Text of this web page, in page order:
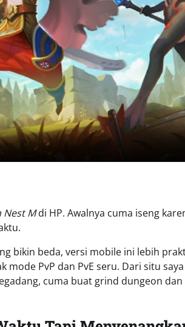
Nest Mdi HP. Awalnya cuma iseng
bikin beda, versi mobile ini lebih
PvP dan PvE seru. Dari situ
cuma buat grind dungeon